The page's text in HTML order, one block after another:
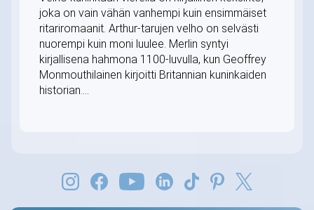
joka on vain vähän vanhempi kuin ensimmäiset
ritariromaanit. Arthur-tarujen velho on selvästi
nuorempi kuin moni luulee. Merlin syntyi
kirjallisena hahmona 1100-luvulla, kun Geoffrey
Monmouthilainen kirjoitti Britannian kuninkaiden
historian....